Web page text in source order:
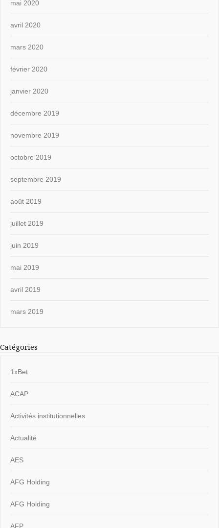
mai 2020
avril 2020
mars 2020
février 2020
janvier 2020
décembre 2019
novembre 2019
octobre 2019
septembre 2019
août 2019
juillet 2019
juin 2019
mai 2019
avril 2019
mars 2019
Catégories
1xBet
ACAP
Activités institutionnelles
Actualité
AES
AFG Holding
AFG Holding
AFP